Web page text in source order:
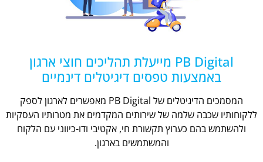
PB Digital מייעלת תהליכים חוצי ארגון
באמצעות טפסים דיגיטלים דינמיים
המסמכים הדיגיטלים של PB Digital מאפשרים לארגון לספק
ללקוחותיו שכבה שלמה של שירותים המקדמים את מטרותיו העסקיות
ולהשתמש בהם כערוץ תקשורת חי, אקטיבי ודו-כיווני עם הלקוח
והמשתמשים בארגון.